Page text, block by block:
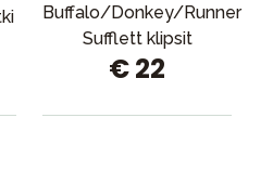
Buffalo/Donkey/Runner
Sufflett klipsit
€ 22